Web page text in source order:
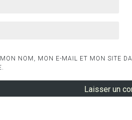
NOM, MON E-MAIL ET MON SITE